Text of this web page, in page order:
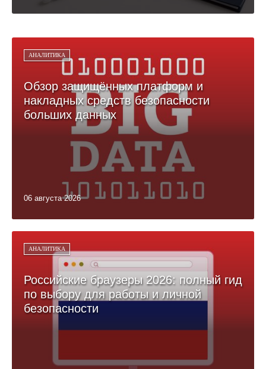
АНАЛИТИКА
Обзор защищённых платформ и
накладных средств безопасности
больших данных
06 августа 2026
АНАЛИТИКА
Российские браузеры 2026: полный гид
по выбору для работы и личной
безопасности